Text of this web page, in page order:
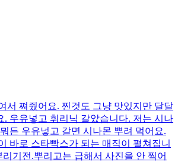
서 쪄줬어요. 찐것도 그냥 맛있지만 달달
. 우유넣고 휘리닉 갈았습니다. 저는 시나
든 우유넣고 갈면 시나몬 뿌려 먹어요.
바로 스타빡스가 되는 매직이 펼쳐집니
기전.뿌리고는 급해서 사진을 안 찍어